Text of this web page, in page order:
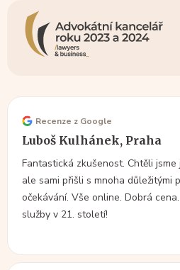
Recenze z Google
Luboš Kulhánek, Praha
Fantastická zkušenost. Chtěli
ale sami přišli s mnoha důležitými
očekávání. Vše online. Dobrá
služby v 21. století!